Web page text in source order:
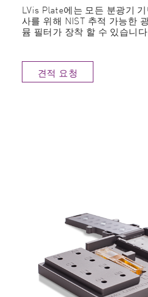
LVis Plate에는 모든 분광기
사를 위해 NIST 추적 가능한
뮴 필터가 장착 할 수 있습니
견적 요청